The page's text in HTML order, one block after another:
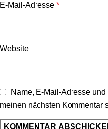
E-Mail-Adresse *
Website
Name, E-Mail-Adresse
meinen nächsten Kommentar